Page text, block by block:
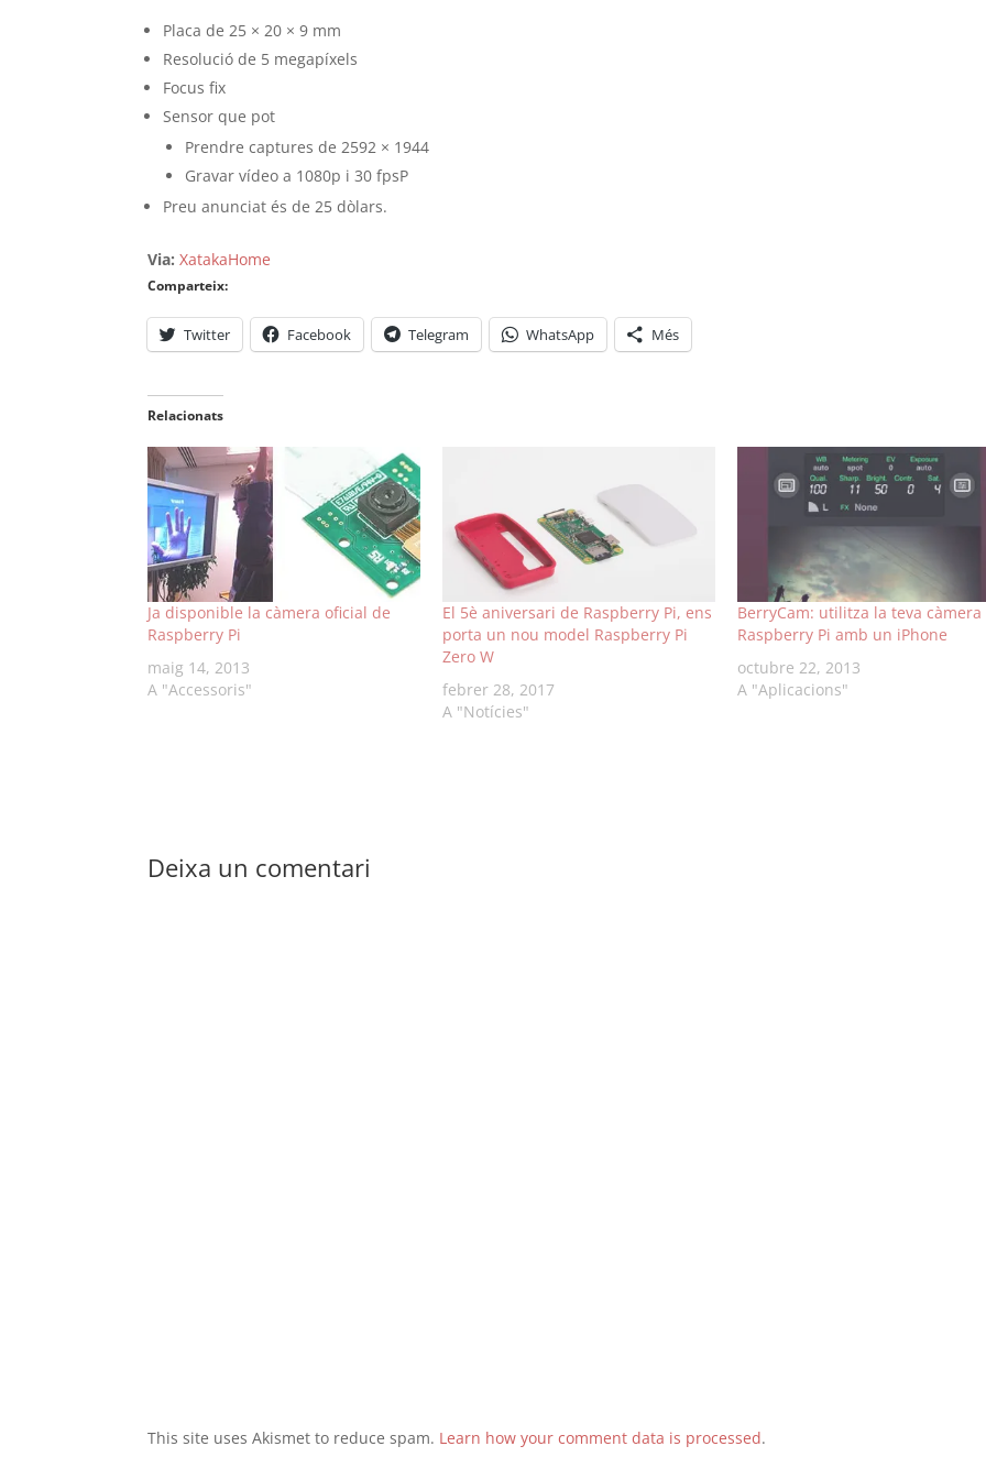
Placa de 25 × 20 × 9 mm
Resolució de 5 megapíxels
Focus fix
Sensor que pot
Prendre captures de 2592 × 1944
Gravar vídeo a 1080p i 30 fpsP
Preu anunciat és de 25 dòlars.
Via: XatakaHome
Comparteix:
Twitter Facebook Telegram WhatsApp Més
Relacionats
Ja disponible la càmera oficial de
Raspberry Pi
maig 14, 2013
A "Accessoris"
El 5è aniversari de Raspberry Pi, ens
porta un nou model Raspberry Pi
Zero W
febrer 28, 2017
A "Notícies"
BerryCam: utilitza la teva càmera
Raspberry Pi amb un iPhone
octubre 22, 2013
A "Aplicacions"
Deixa un comentari
This site uses Akismet to reduce spam. Learn how your comment data is processed.